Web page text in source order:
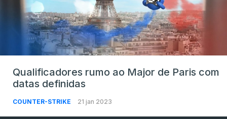
Qualificadores rumo ao Major de Paris com
datas definidas
COUNTER-STRIKE 21 jan 2023